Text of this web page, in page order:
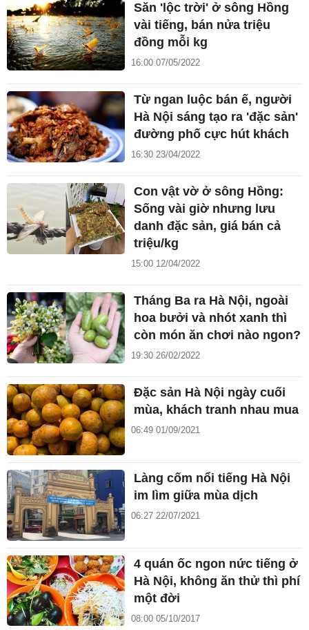
Săn 'lộc trời' ở sông Hồng
vài tiếng, bán nửa triệu
đồng mỗi kg
16:00 07/05/2022
Từ ngan luộc bán ế, người
Hà Nội sáng tạo ra 'đặc sản'
đường phố cực hút khách
16:30 23/04/2022
Con vật vờ ở sông Hồng:
Sống vài giờ nhưng lưu
danh đặc sản, giá bán cả
triệu/kg
15:00 12/04/2022
Tháng Ba ra Hà Nội, ngoài
hoa bưởi và nhót xanh thì
còn món ăn chơi nào ngon?
19:30 26/02/2022
Đặc sản Hà Nội ngày cuối
mùa, khách tranh nhau mua
06:49 01/09/2021
Làng cốm nổi tiếng Hà Nội
im lìm giữa mùa dịch
06:27 22/07/2021
4 quán ốc ngon nức tiếng ở
Hà Nội, không ăn thử thì phí
một đời
08:00 05/10/2017